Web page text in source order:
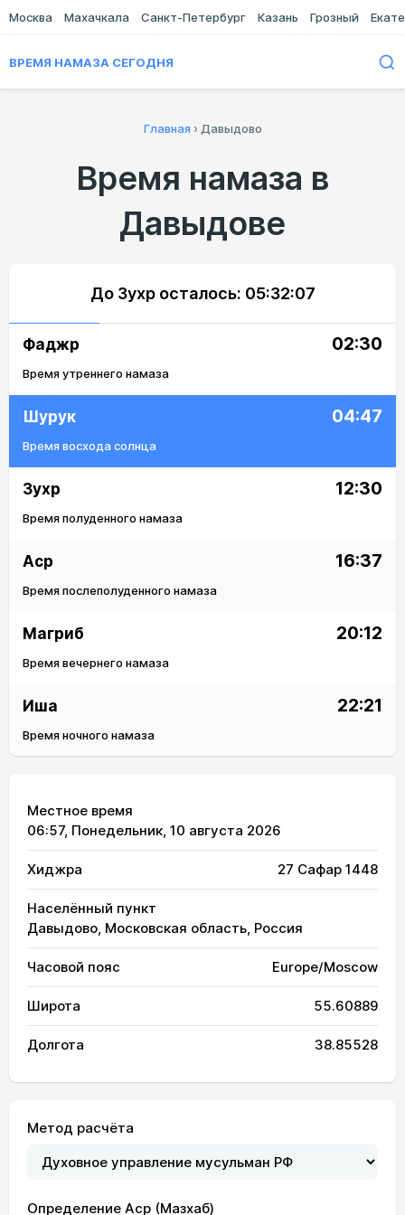
Москва Махачкала Санкт-Петербург Казань Грозный
ВРЕМЯ НАМАЗА СЕГОДНЯ
Главная › Давыдово
Время намаза в
Давыдове
До Зухр осталось: 05:32:07
Фаджр 02:30
Время утреннего намаза
Шурук 04:47
Время восхода солнца
Зухр 12:30
Время полуденного намаза
Аср 16:37
Время послеполуденного намаза
Магриб 20:12
Время вечернего намаза
Иша 22:21
Время ночного намаза
Местное время
06:57, Понедельник, 10 августа 2026
Хиджра 27 Сафар 1448
Населённый пункт
Давыдово, Московская область, Россия
Часовой пояс Europe/Moscow
Широта 55.60889
Долгота 38.85528
Метод расчёта
Определение Аср (Мазхаб)
02:22 04:30 12:31